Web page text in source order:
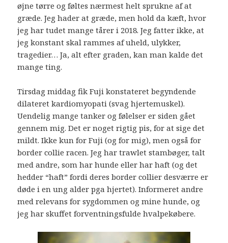
øjne tørre og føltes nærmest helt sprukne af at
græde. Jeg hader at græde, men hold da kæft, hvor
jeg har tudet mange tårer i 2018. Jeg fatter ikke, at
jeg konstant skal rammes af uheld, ulykker,
tragedier… Ja, alt efter graden, kan man kalde det
mange ting.
Tirsdag middag fik Fuji konstateret begyndende
dilateret kardiomyopati (svag hjertemuskel).
Uendelig mange tanker og følelser er siden gået
gennem mig. Det er noget rigtig pis, for at sige det
mildt. Ikke kun for Fuji (og for mig), men også for
border collie racen. Jeg har trawlet stambøger, talt
med andre, som har hunde eller har haft (og det
hedder “haft” fordi deres border collier desværre er
døde i en ung alder pga hjertet). Informeret andre
med relevans for sygdommen og mine hunde, og
jeg har skuffet forventningsfulde hvalpekøbere.